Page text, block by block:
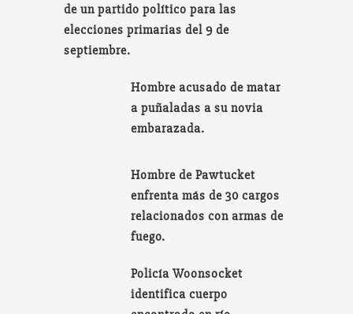
de un partido político para las
elecciones primarias del 9 de
septiembre.
Hombre acusado de matar
a puñaladas a su novia
embarazada.
Hombre de Pawtucket
enfrenta más de 30 cargos
relacionados con armas de
fuego.
Policía Woonsocket
identifica cuerpo